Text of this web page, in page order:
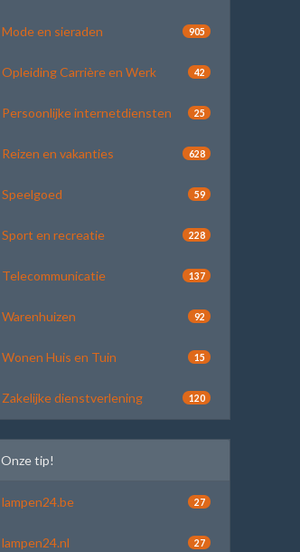
Mode en sieraden 905
Opleiding Carrière en Werk 42
Persoonlijke internetdiensten 25
Reizen en vakanties 628
Speelgoed 59
Sport en recreatie 228
Telecommunicatie 137
Warenhuizen 92
Wonen Huis en Tuin 15
Zakelijke dienstverlening 120
Onze tip!
lampen24.be 27
lampen24.nl 27